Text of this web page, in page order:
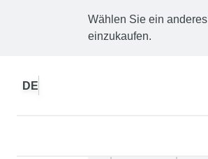
Wählen Sie ein
einzukaufen.
DE